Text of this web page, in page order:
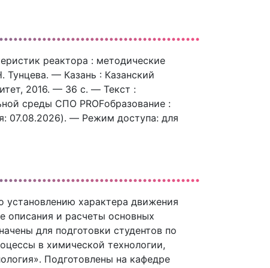
реактора : методические
Тунцева. — Казань : Казанский
2016. — 36 c. — Текст :
среды СПО PROFобразование :
07.08.2026). — Режим доступа: для
установлению характера движения
описания и расчеты основных
для подготовки студентов по
в химической технологии,
Подготовлены на кафедре